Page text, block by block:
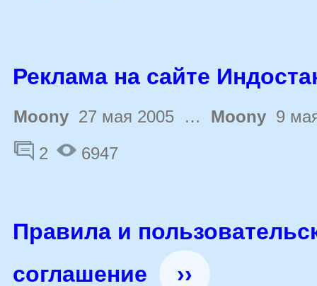
Реклама на сайте
Moony 27 мая 2005 … Moony 9
2
6947
Правила и
соглашение
››